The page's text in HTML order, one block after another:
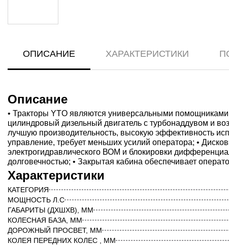
ОПИСАНИЕ ХАРАКТЕРИСТИКИ
Описание
• Тракторы YTO являются универсальными помощниками
цилиндровый дизельный двигатель с турбонаддувом и
лучшую производительность, высокую эффективность
управление, требует меньших усилий оператора; •
электрогидравлического ВОМ и блокировки
долговечностью; • Закрытая кабина обеспечивает
Характеристики
КАТЕГОРИЯ
МОЩНОСТЬ Л.С
ГАБАРИТЫ (ДХШХВ), ММ
КОЛЕСНАЯ БАЗА, ММ
ДОРОЖНЫЙ ПРОСВЕТ, ММ
КОЛЕЯ ПЕРЕДНИХ КОЛЕС , ММ